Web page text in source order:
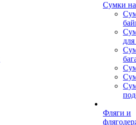
Сумки
Фляги и